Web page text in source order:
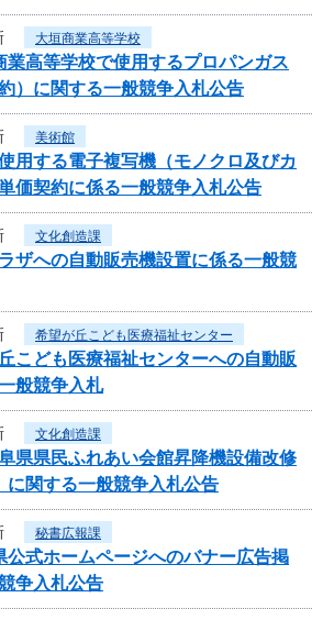
大垣商業高等学校
業高等学校で使用するプロパンガス
）に関する一般競争入札公告
美術館
用する電子複写機（モノクロ及びカ
価契約に係る一般競争入札公告
文化創造課
ザへの自動販売機設置に係る一般競
希望が丘こども医療福祉センター
こども医療福祉センターへの自動販
般競争入札
文化創造課
県県民ふれあい会館昇降機設備改修
に関する一般競争入札公告
秘書広報課
公式ホームページへのバナー広告掲
争入札公告